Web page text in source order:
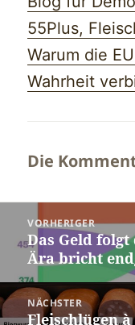
55Plus,
Warum die
Wahrheit
Die
VORHERIGER
Vorheriger
Beitrag:
Das Geld folgt
Ära bricht
NÄCHSTER
Fleischlügen